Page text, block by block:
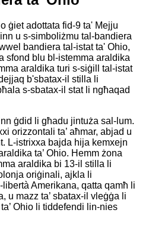
ġiet adottata fid-9 ta' Mejju
u s-simboliżmu tal-bandiera
bandiera tal-istat ta' Ohio,
sfond blu bl-istemma araldika
araldika turi s-siġill tal-istat
b'sbatax-il stilla li
s-sbatax-il stat li ngħaqad
ġdid li għadu jintuża sal-lum.
orizzontali ta’ aħmar, abjad u
L-istrixxa bajda hija kemxejn
ta’ Ohio. Hemm żona
araldika bi 13-il stilla li
oriġinali, ajkla li
Amerikana, qatta qamħ li
u mazz ta’ sbatax-il vleġġa li
Ohio li tiddefendi lin-nies